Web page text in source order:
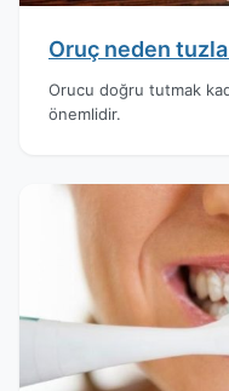
Oruç neden tuzla
Orucu doğru tutmak
önemlidir.